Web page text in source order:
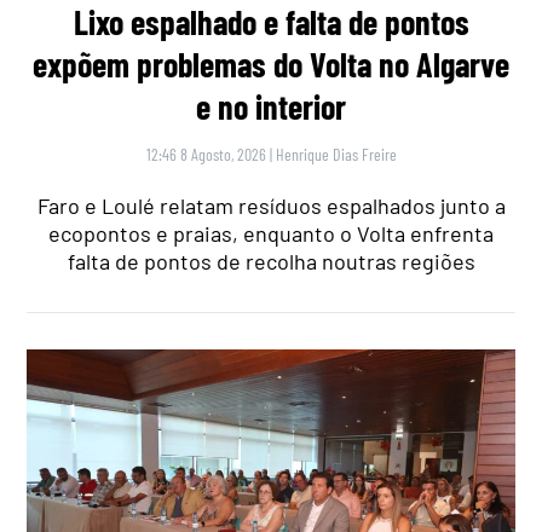
Lixo espalhado e falta de pontos
expõem problemas do Volta no Algarve
e no interior
12:46 8 Agosto, 2026 | Henrique Dias Freire
Faro e Loulé relatam resíduos espalhados junto a
ecopontos e praias, enquanto o Volta enfrenta
falta de pontos de recolha noutras regiões